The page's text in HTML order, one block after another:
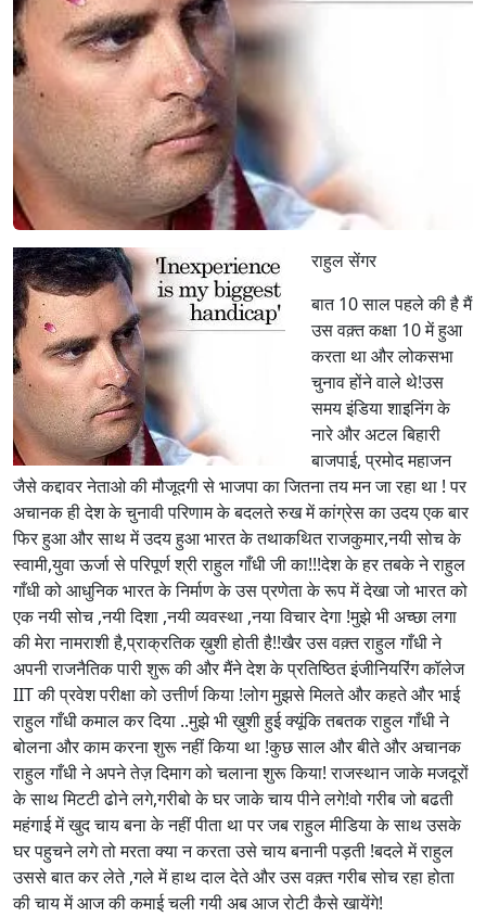
राहुल सेंगर
बात 10 साल पहले की है मैं
उस वक़्त कक्षा 10 में हुआ
करता था और लोकसभा
चुनाव होंने वाले थे!उस
समय इंडिया शाइनिंग के
नारे और अटल बिहारी
बाजपाई, प्रमोद महाजन
जैसे कद्दावर नेताओ की मौजूदगी से भाजपा का जितना तय मन जा रहा था ! पर
अचानक ही देश के चुनावी परिणाम के बदलते रुख में कांग्रेस का उदय एक बार
फिर हुआ और साथ में उदय हुआ भारत के तथाकथित राजकुमार,नयी सोच के
स्वामी,युवा ऊर्जा से परिपूर्ण श्री राहुल गाँधी जी का!!!देश के हर तबके ने राहुल
गाँधी को आधुनिक भारत के निर्माण के उस प्रणेता के रूप में देखा जो भारत को
एक नयी सोच ,नयी दिशा ,नयी व्यवस्था ,नया विचार देगा !मुझे भी अच्छा लगा
की मेरा नामराशी है,प्राक्रतिक ख़ुशी होती है!!खैर उस वक़्त राहुल गाँधी ने
अपनी राजनैतिक पारी शुरू की और मैंने देश के प्रतिष्ठित इंजीनियरिंग कॉलेज
IIT की प्रवेश परीक्षा को उत्तीर्ण किया !लोग मुझसे मिलते और कहते और भाई
राहुल गाँधी कमाल कर दिया ..मुझे भी ख़ुशी हुई क्यूंकि तबतक राहुल गाँधी ने
बोलना और काम करना शुरू नहीं किया था !कुछ साल और बीते और अचानक
राहुल गाँधी ने अपने तेज़ दिमाग को चलाना शुरू किया! राजस्थान जाके मजदूरों
के साथ मिटटी ढोने लगे,गरीबो के घर जाके चाय पीने लगे!वो गरीब जो बढती
महंगाई में खुद चाय बना के नहीं पीता था पर जब राहुल मीडिया के साथ उसके
घर पहुचने लगे तो मरता क्या न करता उसे चाय बनानी पड़ती !बदले में राहुल
उससे बात कर लेते ,गले में हाथ दाल देते और उस वक़्त गरीब सोच रहा होता
की चाय में आज की कमाई चली गयी अब आज रोटी कैसे खायेंगे!